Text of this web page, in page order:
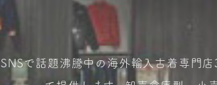
SNSで話題沸騰中の海外輸入古着専門